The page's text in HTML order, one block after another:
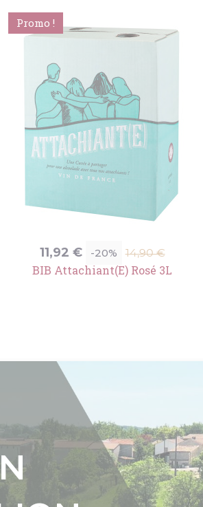
Promo !
Prix
11,92 € -20%
Prix
de
base
14,90 €
BIB Attachiant(e) Rosé 3L